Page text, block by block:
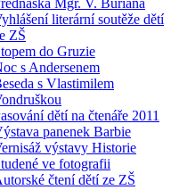
Mgr. V. Buriana
literární soutěže dětí
ZŠ
do Gruzie
s Andersenem
s Vlastimilem
dětí na čtenáře 2011
panenek Barbie
výstavy Historie
ve fotografii
čtení dětí ze ZŠ